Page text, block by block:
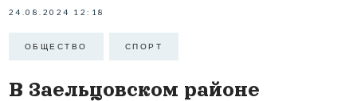
24.08.2024 12:18
ОБЩЕСТВО СПОРТ
В Заельцовском районе